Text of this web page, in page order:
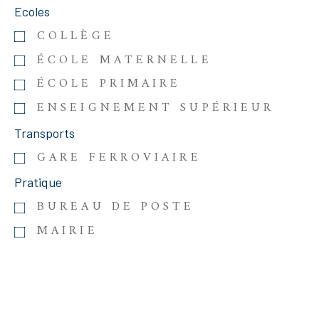
Ecoles
COLLÈGE
ÉCOLE MATERNELLE
ÉCOLE PRIMAIRE
ENSEIGNEMENT SUPÉRIEUR
Transports
GARE FERROVIAIRE
Pratique
BUREAU DE POSTE
MAIRIE